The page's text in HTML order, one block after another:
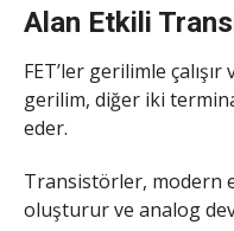
Alan Etkili
FET’ler gerilimle
gerilim, diğer iki
eder.
Transistörler, modern
oluşturur ve analog